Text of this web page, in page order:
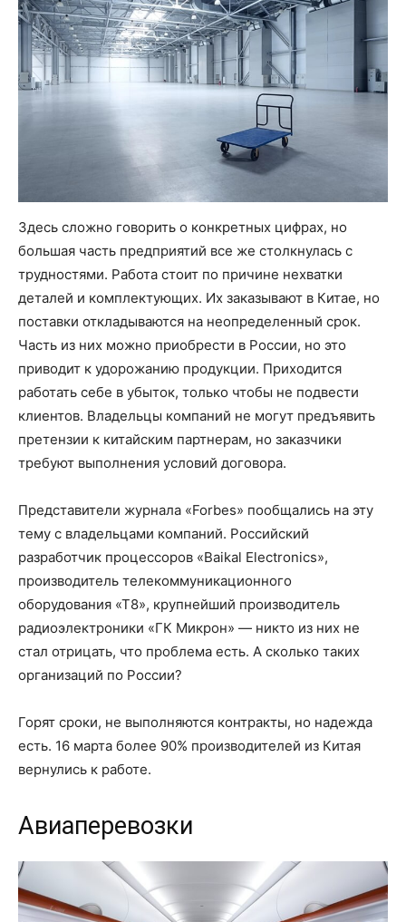
Здесь сложно говорить о конкретных цифрах, но
большая часть предприятий все же столкнулась с
трудностями. Работа стоит по причине нехватки
деталей и комплектующих. Их заказывают в Китае, но
поставки откладываются на неопределенный срок.
Часть из них можно приобрести в России, но это
приводит к удорожанию продукции. Приходится
работать себе в убыток, только чтобы не подвести
клиентов. Владельцы компаний не могут предъявить
претензии к китайским партнерам, но заказчики
требуют выполнения условий договора.
Представители журнала «Forbes» пообщались на эту
тему с владельцами компаний. Российский
разработчик процессоров «Baikal Electronics»,
производитель телекоммуникационного
оборудования «Т8», крупнейший производитель
радиоэлектроники «ГК Микрон» — никто из них не
стал отрицать, что проблема есть. А сколько таких
организаций по России?
Горят сроки, не выполняются контракты, но надежда
есть. 16 марта более 90% производителей из Китая
вернулись к работе.
Авиаперевозки